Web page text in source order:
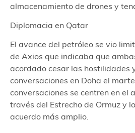
almacenamiento de drones y
Diplomacia en Qatar
El avance del petróleo se vio
de Axios que indicaba que
acordado cesar las hostilidades
conversaciones en Doha el
conversaciones se centren en el
través del Estrecho de Ormuz y
acuerdo más amplio.